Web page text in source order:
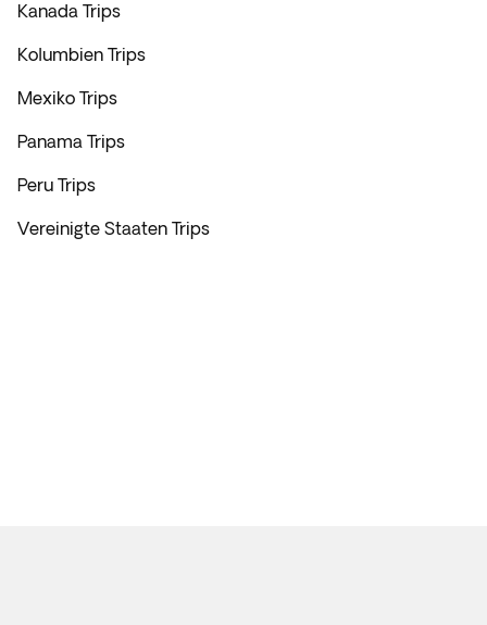
Kanada Trips
Kolumbien Trips
Mexiko Trips
Panama Trips
Peru Trips
Vereinigte Staaten Trips